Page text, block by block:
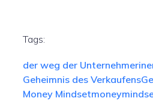
Tags:
der weg der Unternehmerin
Geheimnis des Verkaufens
Money Mindset